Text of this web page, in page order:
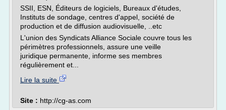
SSII, ESN, Éditeurs de logiciels, Bureaux d'études,
Instituts de sondage, centres d'appel, société de
production et de diffusion audiovisuelle, ..etc
L'union des Syndicats Alliance Sociale couvre tous les
périmètres professionnels, assure une veille
juridique permanente, informe ses membres
régulièrement et...
Lire la suite
Site : http://cg-as.com